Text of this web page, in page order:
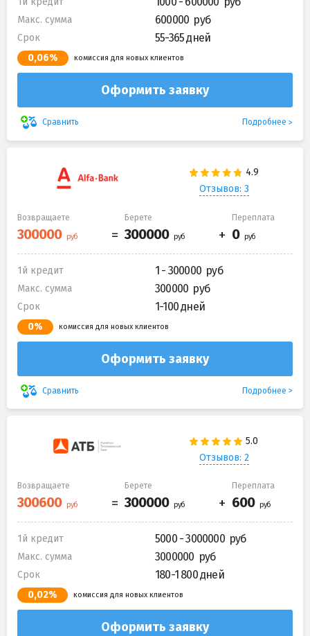
Макс. сумма 600000
Срок 55-365 дней
0,06% комиссия для новых клиентов
Оформить заявку
Сравнить Подробнее
Отзывов: 3
Возвращаете Берете Переплата
1й кредит 1 - 300000
Макс. сумма 300000
Срок 1-100 дней
0% комиссия для новых клиентов
Оформить заявку
Сравнить Подробнее
Отзывов: 2
Возвращаете Берете Переплата
1й кредит 5000 - 3000000
Макс. сумма 3000000
Срок 180-1 800 дней
0,02% комиссия для новых клиентов
Оформить заявку